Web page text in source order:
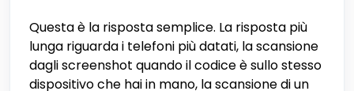
Questa è la risposta semplice. La risposta più
lunga riguarda i telefoni più datati, la scansione
dagli screenshot quando il codice è sullo stesso
dispositivo che hai in mano, la scansione di un